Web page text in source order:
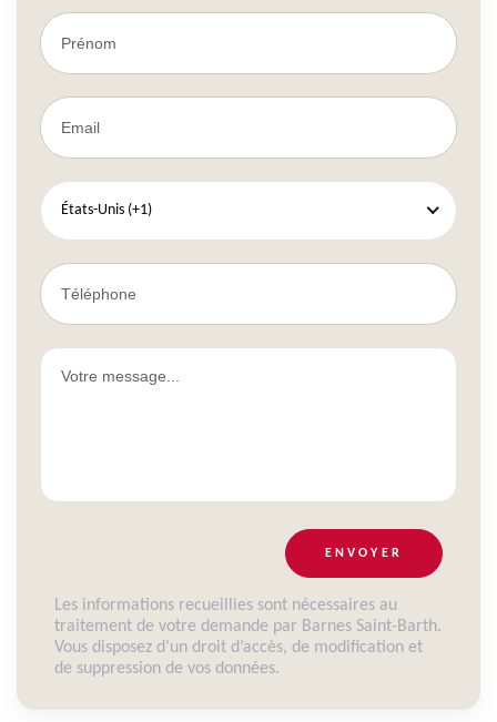
États-Unis (+1)
ENVOYER
Les informations recueillies sont nécessaires au
traitement de votre demande par Barnes Saint-Barth.
Vous disposez d’un droit d’accès, de modification et
de suppression de vos données.